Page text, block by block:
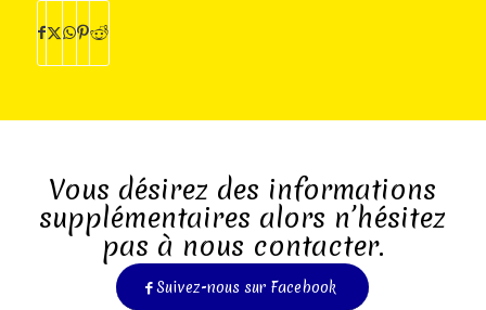
Vous désirez des informations
supplémentaires alors n’hésitez
pas à nous contacter.
Suivez-nous sur Facebook